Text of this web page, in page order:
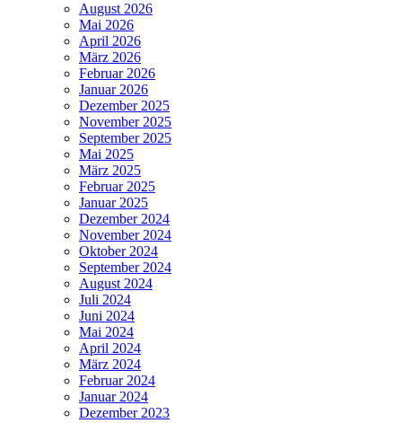
August 2026
Mai 2026
April 2026
März 2026
Februar 2026
Januar 2026
Dezember 2025
November 2025
September 2025
Mai 2025
März 2025
Februar 2025
Januar 2025
Dezember 2024
November 2024
Oktober 2024
September 2024
August 2024
Juli 2024
Juni 2024
Mai 2024
April 2024
März 2024
Februar 2024
Januar 2024
Dezember 2023